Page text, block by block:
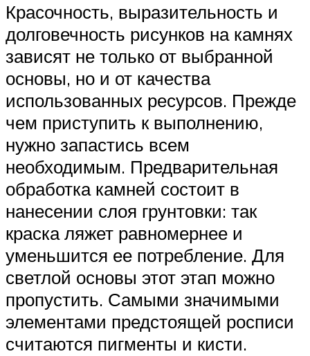
Красочность, выразительность и
долговечность рисунков на камнях
зависят не только от выбранной
основы, но и от качества
использованных ресурсов. Прежде
чем приступить к выполнению,
нужно запастись всем
необходимым. Предварительная
обработка камней состоит в
нанесении слоя грунтовки: так
краска ляжет равномернее и
уменьшится ее потребление. Для
светлой основы этот этап можно
пропустить. Самыми значимыми
элементами предстоящей росписи
считаются пигменты и кисти.